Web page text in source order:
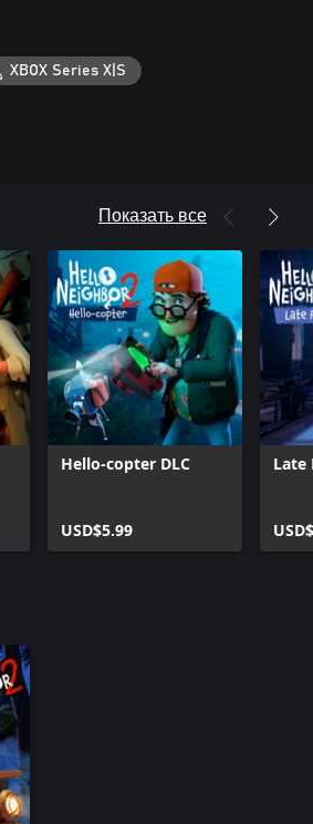
XBOX Series X|S
Показать все
Hello-copter DLC
USD$5.99
Late